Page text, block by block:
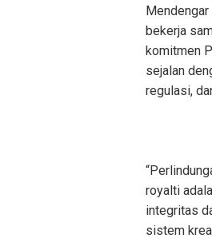
bekerja
komitmen
sejalan
regulasi,
royalti
integritas
sistem